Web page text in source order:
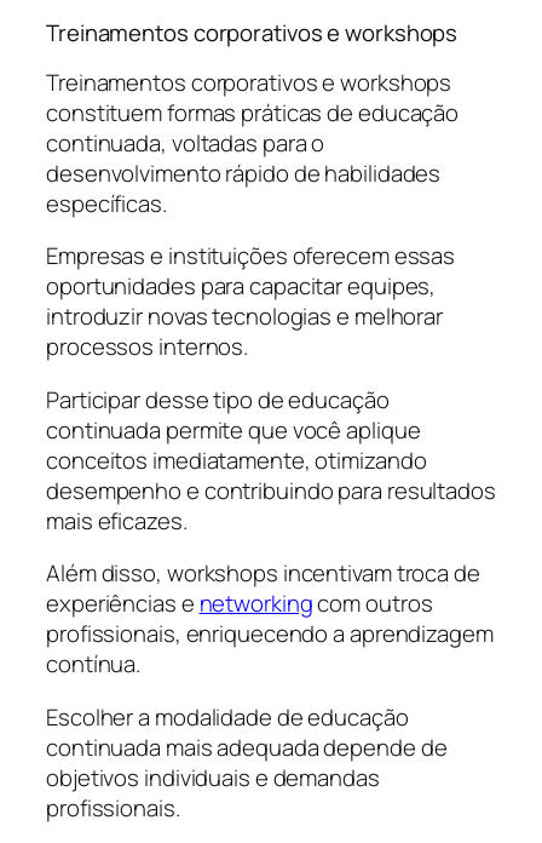
Treinamentos corporativos e workshops
Treinamentos corporativos e workshops
constituem formas práticas de educação
continuada, voltadas para o
desenvolvimento rápido de habilidades
específicas.
Empresas e instituições oferecem essas
oportunidades para capacitar equipes,
introduzir novas tecnologias e melhorar
processos internos.
Participar desse tipo de educação
continuada permite que você aplique
conceitos imediatamente, otimizando
desempenho e contribuindo para resultados
mais eficazes.
Além disso, workshops incentivam troca de
experiências e networkingcom outros
profissionais, enriquecendo a aprendizagem
contínua.
Escolher a modalidade de educação
continuada mais adequada depende de
objetivos individuais e demandas
profissionais.